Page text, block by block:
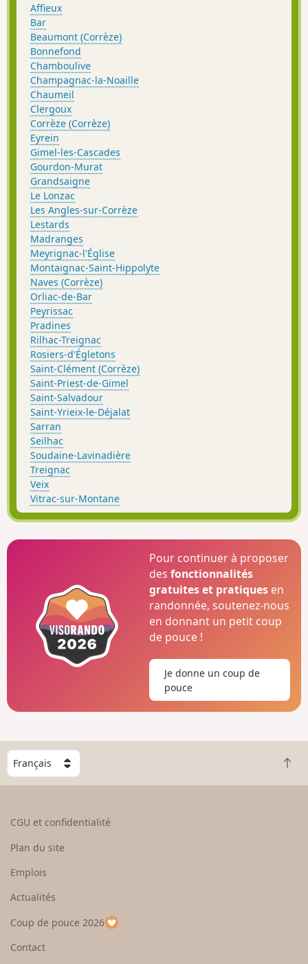
Affieux
Bar
Beaumont (Corrèze)
Bonnefond
Chamboulive
Champagnac-la-Noaille
Chaumeil
Clergoux
Corrèze (Corrèze)
Eyrein
Gimel-les-Cascades
Gourdon-Murat
Grandsaigne
Le Lonzac
Les Angles-sur-Corrèze
Lestards
Madranges
Meyrignac-l'Église
Montaignac-Saint-Hippolyte
Naves (Corrèze)
Orliac-de-Bar
Peyrissac
Pradines
Rilhac-Treignac
Rosiers-d'Égletons
Saint-Clément (Corrèze)
Saint-Priest-de-Gimel
Saint-Salvadour
Saint-Yrieix-le-Déjalat
Sarran
Seilhac
Soudaine-Lavinadière
Treignac
Veix
Vitrac-sur-Montane
Pour continuer à proposer
desfonctionnalités
gratuites et pratiques en
randonnée, soutenez-nous
en donnant un petit coup
de pouce !
Je donne un coup de
pouce
C
o
e
u
p
a
R
e
CGU et confidentialité
Plan du site
Emplois
Actualités
Coup de pouce 2026
Contact